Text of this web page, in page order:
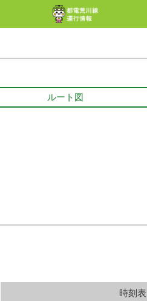
ルート図
時刻表